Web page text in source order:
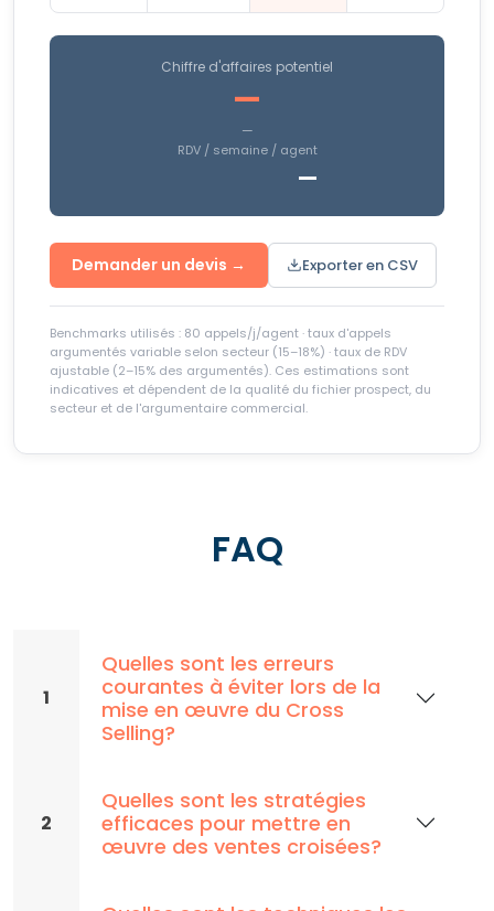
Chiffre d'affaires potentiel
—
—
RDV / semaine / agent
—
Demander un devis → Exporter en CSV
Benchmarks utilisés : 80 appels/j/agent · taux d'appels
argumentés variable selon secteur (15–18%) · taux de RDV
ajustable (2–15% des argumentés). Ces estimations sont
indicatives et dépendent de la qualité du fichier prospect, du
secteur et de l'argumentaire commercial.
FAQ
1
Quelles sont les erreurs
courantes à éviter lors de la
mise en œuvre du Cross
Selling?
2
Quelles sont les stratégies
efficaces pour mettre en
œuvre des ventes croisées?